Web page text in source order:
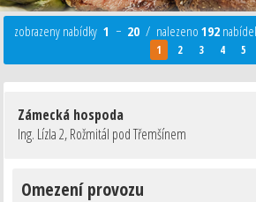
zobrazeny nabídky1 − 20 / nalezeno192
1 2 3 4 5
Zámecká hospoda
Ing. Lízla 2,Rožmitál pod Třemšínem
Omezení provozu